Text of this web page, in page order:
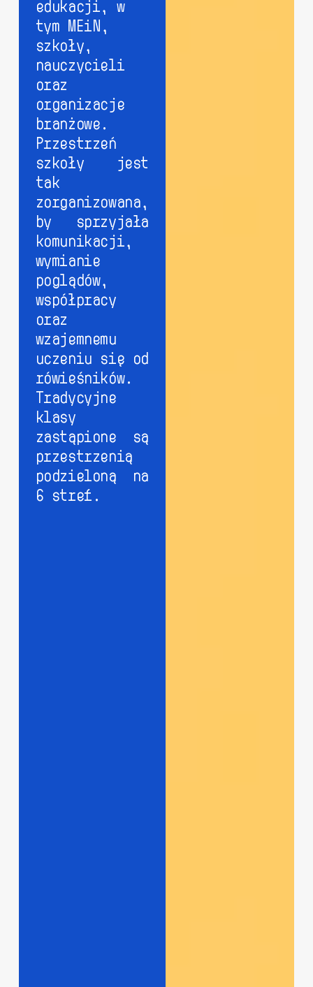
edukacji, w
tym MEiN,
szkoły,
nauczycieli
oraz
organizacje
branżowe.
Przestrzeń
szkoły jest
tak
zorganizowana,
by sprzyjała
komunikacji,
wymianie
poglądów,
współpracy
oraz
wzajemnemu
uczeniu się od
rówieśników.
Tradycyjne
klasy
zastąpione są
przestrzenią
podzieloną na
6 stref.